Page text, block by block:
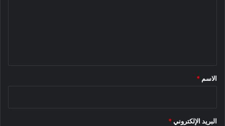
*
الاسم *
البريد الإلكتروني *